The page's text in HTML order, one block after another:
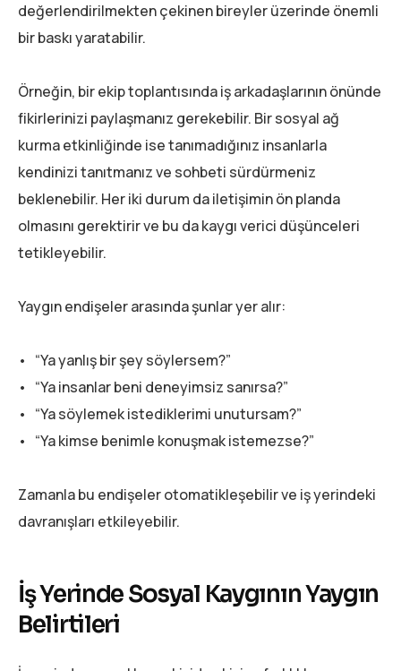
değerlendirilmekten çekinen bireyler üzerinde önemli
bir baskı yaratabilir.
Örneğin, bir ekip toplantısında iş arkadaşlarının önünde
fikirlerinizi paylaşmanız gerekebilir. Bir sosyal ağ
kurma etkinliğinde ise tanımadığınız insanlarla
kendinizi tanıtmanız ve sohbeti sürdürmeniz
beklenebilir. Her iki durum da iletişimin ön planda
olmasını gerektirir ve bu da kaygı verici düşünceleri
tetikleyebilir.
Yaygın endişeler arasında şunlar yer alır:
• “Ya yanlış bir şey söylersem?”
• “Ya insanlar beni deneyimsiz sanırsa?”
• “Ya söylemek istediklerimi unutursam?”
• “Ya kimse benimle konuşmak istemezse?”
Zamanla bu endişeler otomatikleşebilir ve iş yerindeki
davranışları etkileyebilir.
İş Yerinde Sosyal Kaygının Yaygın
Belirtileri